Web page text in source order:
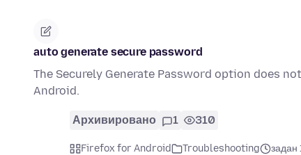
auto generate secure password
The Securely Generate Password option does
Android.
Архивировано 1 310
Firefox for Android Troubleshooting задан